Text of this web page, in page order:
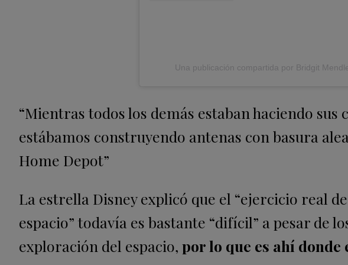
Una publicación compartida por Bridgit
“Mientras todos los demás estaban haciendo
estábamos construyendo antenas con basura
Home Depot”
La estrella Disney explicó que el “ejercicio real
espacio” todavía es bastante “difícil” a pesar de
exploración del espacio, por lo que es ahí